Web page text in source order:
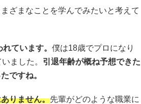
ざまなことを学んでみたいと考えて
ています。 僕は18歳でプロになり
ました。 引退年齢が概ね予想できた
ですね。
りません。先輩がどのような職業に